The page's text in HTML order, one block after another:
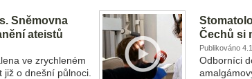
Sněmovna
ateistů
ve zrychleném
o dnešní půlnoci.
Čechů si
Publikováno
Odborníci